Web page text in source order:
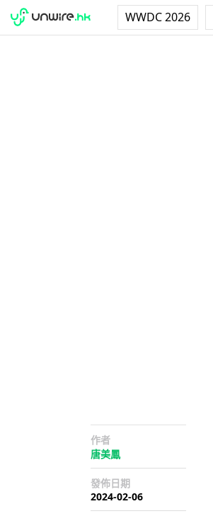
WWDC 2026
作者
唐美鳳
發佈日期
2024-02-06